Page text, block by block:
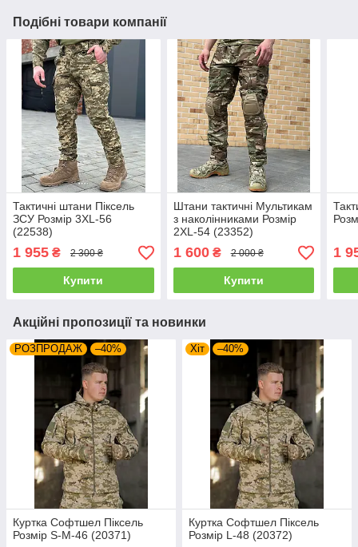
Подібні товари компанії
Тактичні штани Піксель
ЗСУ Розмір 3XL-56
(22538)
1 955 ₴ 2 300 ₴
Купити
Штани тактичні Мультикам
з наколінниками Розмір
2XL-54 (23352)
1 600₴ 2 000 ₴
Купити
1
Акційні пропозиції та новинки
РОЗПРОДАЖ –40%
Куртка Софтшел Піксель
Розмір S-M-46 (20371)
Хіт –40%
Куртка Софтшел Піксель
Розмір L-48 (20372)